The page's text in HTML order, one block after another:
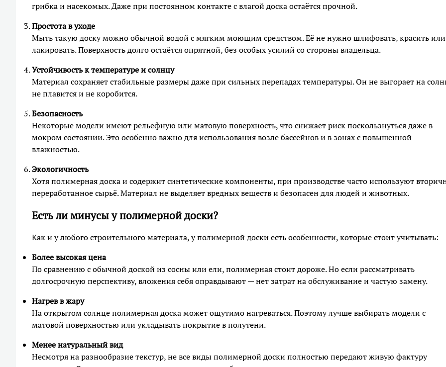
грибка и насекомых. Даже при постоянном контакте с влагой доска остаётся прочной.
Простота в уходе
Мыть такую доску можно обычной водой с мягким моющим средством. Её не нужно шлифовать, красить или
лакировать. Поверхность долго остаётся опрятной, без особых усилий со стороны владельца.
Устойчивость к температуре и солнцу
Материал сохраняет стабильные размеры даже при сильных перепадах температуры. Он не выгорает на
не плавится и не коробится.
Безопасность
Некоторые модели имеют рельефную или матовую поверхность, что снижает риск поскользнуться даже в
мокром состоянии. Это особенно важно для использования возле бассейнов и в зонах с повышенной
влажностью.
Экологичность
Хотя полимерная доска и содержит синтетические компоненты, при производстве часто используют
переработанное сырьё. Материал не выделяет вредных веществ и безопасен для людей и животных.
Есть ли минусы у полимерной доски?
Как и у любого строительного материала, у полимерной доски есть особенности, которые стоит учитывать:
Более высокая цена
По сравнению с обычной доской из сосны или ели, полимерная стоит дороже. Но если рассматривать
долгосрочную перспективу, вложения себя оправдывают — нет затрат на обслуживание и частую замену.
Нагрев в жару
На открытом солнце полимерная доска может ощутимо нагреваться. Поэтому лучше выбирать модели с
матовой поверхностью или укладывать покрытие в полутени.
Менее натуральный вид
Несмотря на разнообразие текстур, не все виды полимерной доски полностью передают живую фактуру